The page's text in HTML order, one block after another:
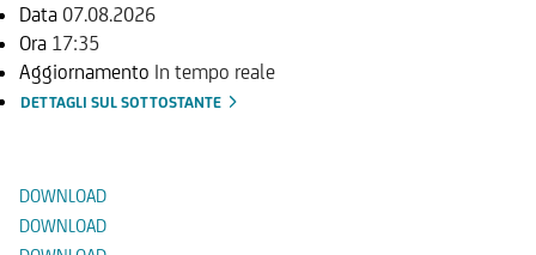
Data 07.08.2026
Ora 17:35
Aggiornamento In tempo reale
DETTAGLI SUL SOTTOSTANTE
DOWNLOAD
DOWNLOAD